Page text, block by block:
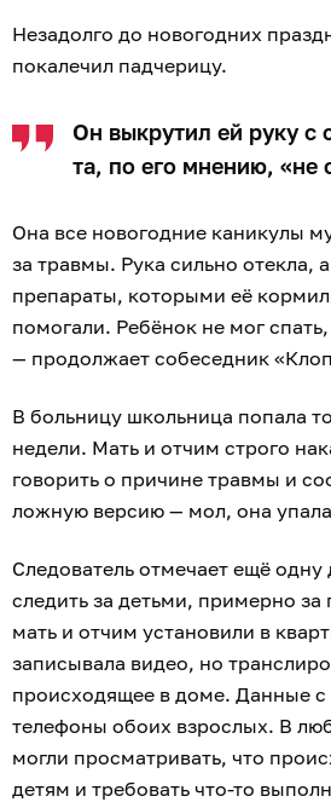
Незадолго до новогодних
покалечил падчерицу.
Он выкрутил ей руку с
та, по его мнению, «не
Она все новогодние каникулы
за травмы. Рука сильно отекла,
препараты, которыми её
помогали. Ребёнок не мог
— продолжает собеседник
В больницу школьница попала
недели. Мать и отчим строго
говорить о причине травмы и
ложную версию — мол, она
Следователь отмечает ещё одну
следить за детьми, примерно за
мать и отчим установили в
записывала видео, но
происходящее в доме. Данные с
телефоны обоих взрослых. В
могли просматривать, что
детям и требовать что-то